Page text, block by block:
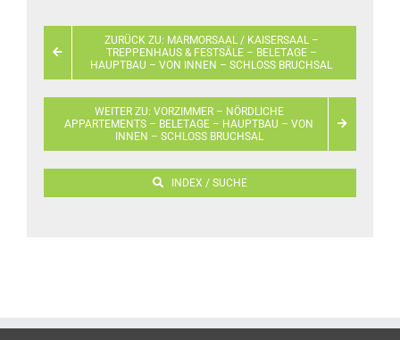
ZURÜCK ZU: MARMORSAAL / KAISERSAAL –
TREPPENHAUS & FESTSÄLE – BELETAGE –
HAUPTBAU – VON INNEN – SCHLOSS BRUCHSAL
WEITER ZU: VORZIMMER – NÖRDLICHE
APPARTEMENTS – BELETAGE – HAUPTBAU – VON
INNEN – SCHLOSS BRUCHSAL
INDEX / SUCHE